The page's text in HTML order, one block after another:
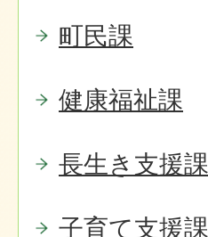
町民課
健康福祉課
長生き支援課
子育て支援課